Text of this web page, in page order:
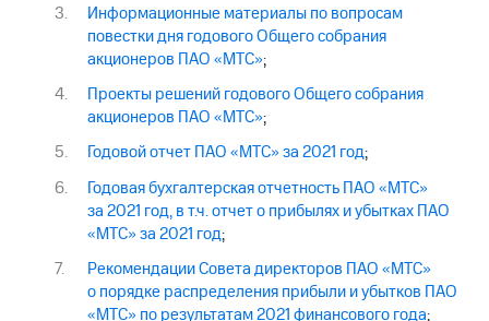
Информационные материалы по вопросам
повестки дня годового Общего собрания
акционеров ПАО «МТС»;
Проекты решений годового Общего собрания
акционеров ПАО «МТС»;
Годовой отчет ПАО «МТС» за 2021 год;
Годовая бухгалтерская отчетность ПАО «МТС»
за 2021 год, в т.ч. отчет о прибылях и убытках ПАО
«МТС» за 2021 год;
Рекомендации Совета директоров ПАО «МТС»
о порядке распределения прибыли и убытков ПАО
«МТС» по результатам 2021 финансового года;